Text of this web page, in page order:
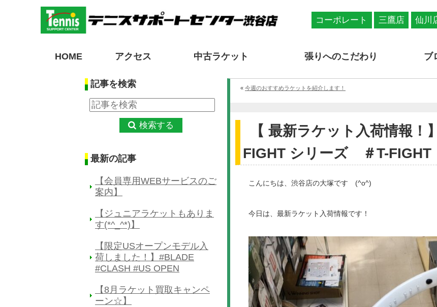
コーポレート 三鷹店 仙川
HOME アクセス 中古ラケット 張りへのこだわり ブ
記事を検索
検索する
最新の記事
【会員専用WEBサービスのご
案内】
【ジュニアラケットもありま
す(*^_^*)】
【限定USオープンモデル入
荷しました！】#BLADE
#CLASH #US OPEN
【8月ラケット買取キャンペ
ーン☆】
« 今週のおすすめラケットを紹介します！
【 最新ラケット入荷情報
FIGHT シリーズ ＃T-FIGHT
こんにちは、渋谷店の大塚です (^o^)
今日は、最新ラケット入荷情報です！